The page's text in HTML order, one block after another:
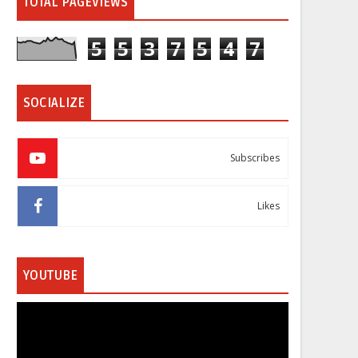
5 5 3 7 5 4 7
SOCIALIZE
Subscribes
Likes
YOUTUBE